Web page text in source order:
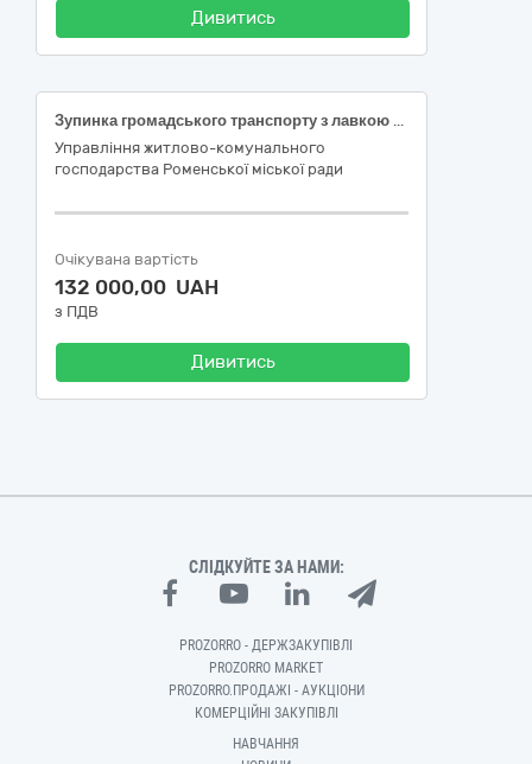
Дивитись
Зупинка громадського транспорту з лавкою ( з доставкою та встановленням)
Управління житлово-комунального
господарства Роменської міської ради
Очікувана вартість
132 000,00 UAH
з ПДВ
Дивитись
СЛІДКУЙТЕ ЗА НАМИ:
PROZORRO - ДЕРЖЗАКУПІВЛІ
PROZORRO MARKET
PROZORRO.ПРОДАЖІ - АУКЦІОНИ
КОМЕРЦІЙНІ ЗАКУПІВЛІ
НАВЧАННЯ